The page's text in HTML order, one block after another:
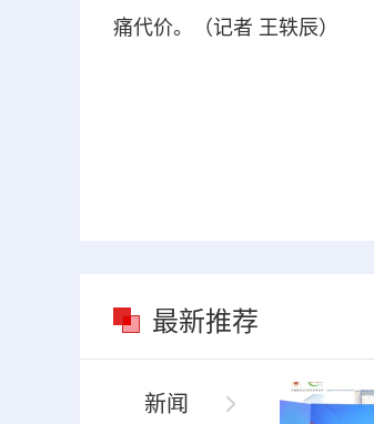
痛代价。（记者 王轶辰）
最新推荐
新闻